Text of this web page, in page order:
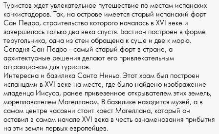
Туристов ждет увлекательное путешествие по местам испанских
конкистадоров. Так, на острове имеется старый испанский форт
Сан Педро, строительство которого началось в XVI веке и
завершилось только два века спустя. Бастион построен в форме
теругольника, одна из стен обращена к суше и две к морю.
Сегодня Сан Педро - самый старый форт в стране, а
архитектурные решения делают его привлекательным
аттракционом для туристов.
Интересна и базилика Санто Ниньо. Этот храм был построен
испанцами в XVI веке на месте, где было найдено изображение
младенца Иисуса, ранее привезенное открывателем этих земель,
мореплавателем Магелланом. В базилике находится музей, а в
самом центре часовни стоит крест Магеллана, который он
оставил в самом начале XVI века в честь ознаменования прибытия
на эти земли первых европейцев.